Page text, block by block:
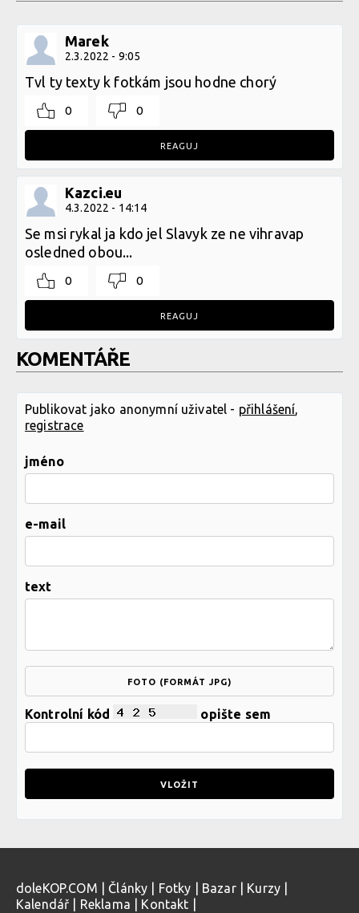
Marek
2.3.2022 - 9:05
Tvl ty texty k fotkám jsou hodne chorý
0 0
REAGUJ
Kazci.eu
4.3.2022 - 14:14
Se msi rykal ja kdo jel Slavyk ze ne vihravap
osledned obou...
0 0
REAGUJ
KOMENTÁŘE
Publikovat jako anonymní uživatel - přihlášení,
registrace
jméno
e-mail
text
FOTO (FORMÁT JPG)
Kontrolní kód opište sem
doleKOP.COM Články Fotky Bazar| Kurzy
Kalendář
Reklama Kontakt